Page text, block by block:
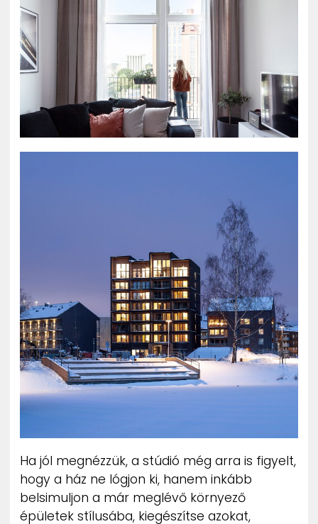
Ha jól megnézzük, a stúdió még arra is figyelt,
hogy a ház ne lógjon ki, hanem inkább
belsimuljon a már meglévő környező
épületek stílusába, kiegészítse azokat,